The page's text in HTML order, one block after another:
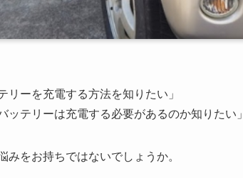
リーを充電する方法を知りたい」
ッテリーは充電する必要があるのか知りたい」
みをお持ちではないでしょうか。